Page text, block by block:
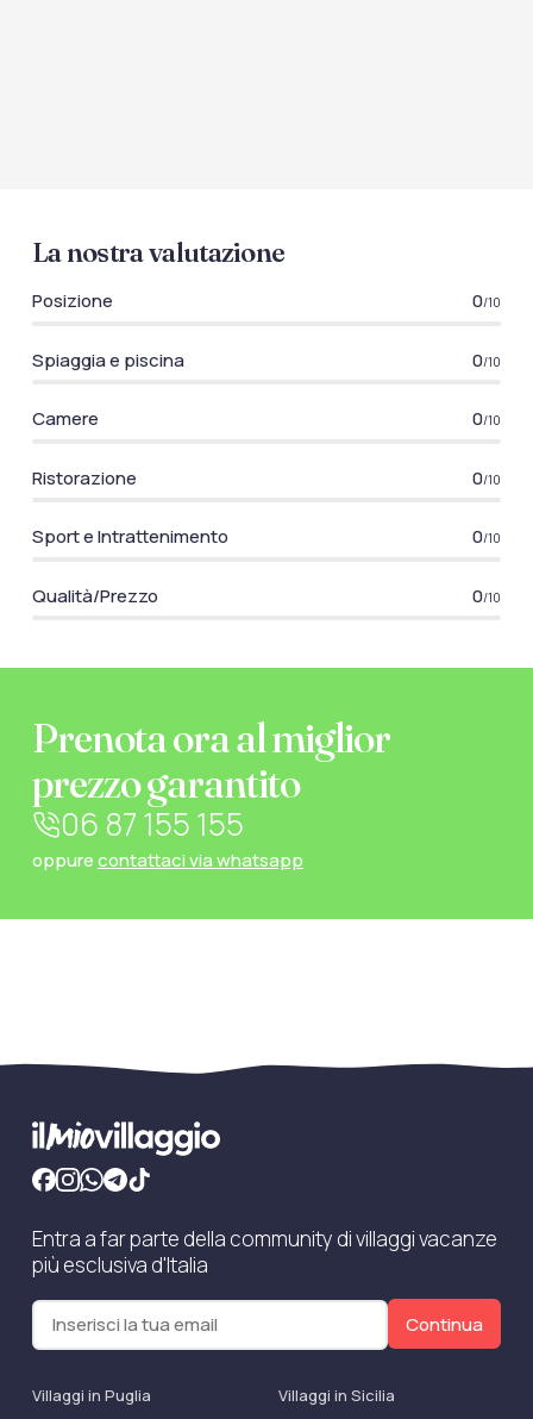
La nostra valutazione
Posizione 0/10
Spiaggia e piscina 0/10
Camere 0/10
Ristorazione 0/10
Sport e Intrattenimento 0/10
Qualità/Prezzo 0/10
Prenota ora al miglior
prezzo garantito
06 87 155 155
oppurecontattaci via whatsapp
Entra a far parte della community di villaggi vacanze
più esclusiva d'Italia
Continua
Villaggi in Puglia
Villaggi in Sicilia